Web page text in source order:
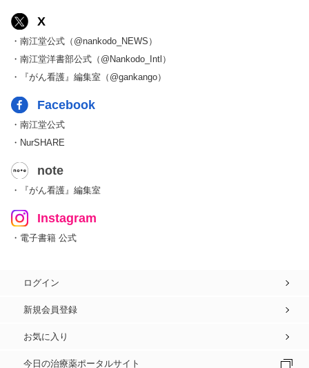
X
・南江堂公式（@nankodo_NEWS）
・南江堂洋書部公式（@Nankodo_Intl）
・『がん看護』編集室（@gankango）
Facebook
・南江堂公式
・NurSHARE
note
・『がん看護』編集室
Instagram
・電子書籍 公式
ログイン
新規会員登録
お気に入り
今日の治療薬ポータルサイト